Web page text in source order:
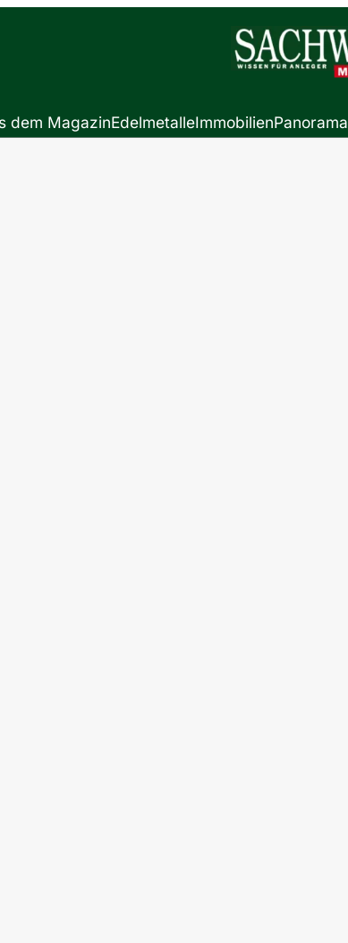
dem MagazinEdelmetalleImmobilienPanorama